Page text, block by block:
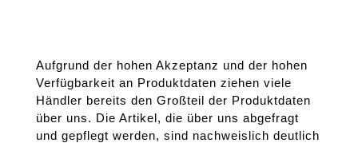
Aufgrund der hohen Akzeptanz und der hohen
Verfügbarkeit an Produktdaten ziehen viele
Händler bereits den Großteil der Produktdaten
über uns. Die Artikel, die über uns abgefragt
und gepflegt werden, sind nachweislich deutlich